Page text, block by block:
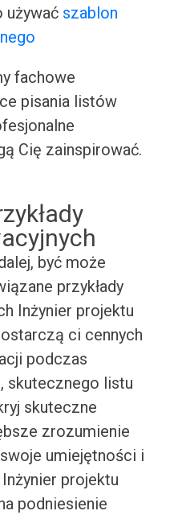
używać szablon
fachowe
pisania listów
Cię zainspirować.
być może
przykłady
Inżynier projektu
ci cennych
podczas
skutecznego listu
skuteczne
zrozumienie
umiejętności i
projektu
podniesienie